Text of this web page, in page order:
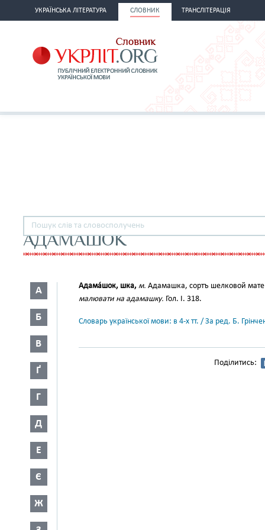
УКРАЇНСЬКА ЛІТЕРАТУРА СЛОВНИК ТРАНСЛІТЕРАЦІЯ
АДАМАШОК
А
Б
В
Ґ
Г
Д
Е
Є
Ж
Адама́шок, шка, м. Адамашка, сортъ шелковой
малювати на адамашку. Гол. І. 318.
Словарь української мови: в 4-х тт. / За ред. Б.
Поділитись: